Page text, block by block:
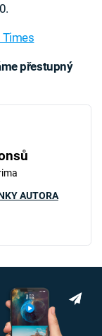
Times
přestupný
AUTORA